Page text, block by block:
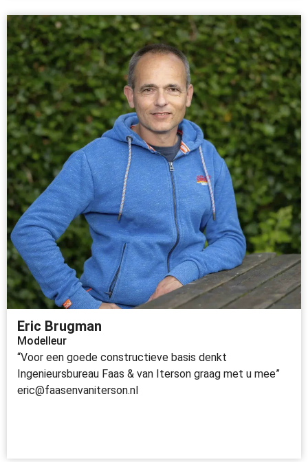
Eric Brugman
Modelleur
“Voor een goede constructieve basis denkt
Ingenieursbureau Faas & van Iterson graag met u mee”
eric@faasenvaniterson.nl